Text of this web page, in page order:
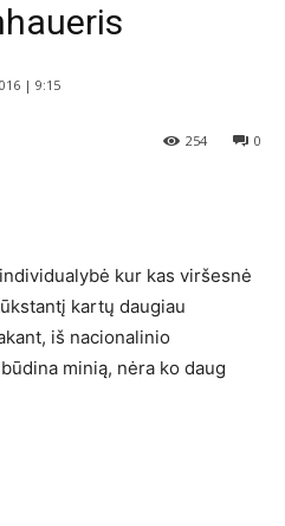
| 9:15
0
254
kur kas viršesnė
kartų daugiau
iš nacionalinio
minią, nėra ko daug